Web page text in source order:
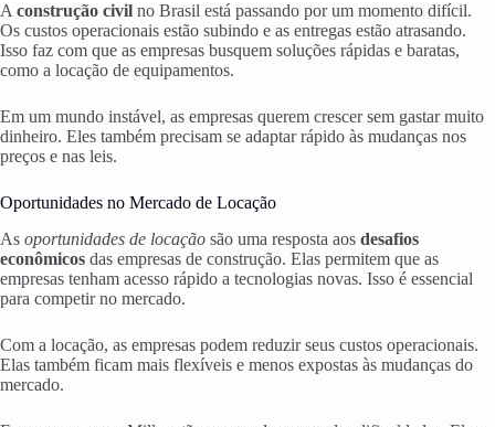
A construção civil no Brasil está passando por um momento difícil.
Os custos operacionais estão subindo e as entregas estão atrasando.
Isso faz com que as empresas busquem soluções rápidas e baratas,
como a locação de equipamentos.
Em um mundo instável, as empresas querem crescer sem gastar muito
dinheiro. Eles também precisam se adaptar rápido às mudanças nos
preços e nas leis.
Oportunidades no Mercado de Locação
As oportunidades de locação são uma resposta aos desafios
econômicos das empresas de construção. Elas permitem que as
empresas tenham acesso rápido a tecnologias novas. Isso é essencial
para competir no mercado.
Com a locação, as empresas podem reduzir seus custos operacionais.
Elas também ficam mais flexíveis e menos expostas às mudanças do
mercado.